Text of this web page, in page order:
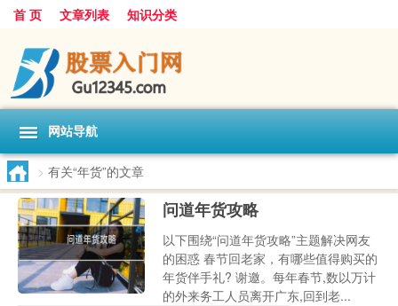
首 页 文章列表 知识分类
网站导航
> 有关“年货”的文章
问道年货攻略
以下围绕“问道年货攻略”主题解决网友
的困惑 春节回老家，有哪些值得购买的
年货伴手礼? 谢邀。每年春节,数以万计
的外来务工人员离开广东,回到老...